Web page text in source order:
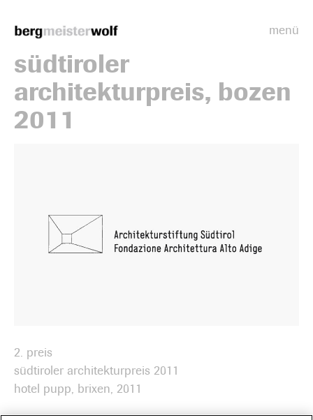
menü
südtiroler
architekturpreis, bozen
2011
2. preis
südtiroler architekturpreis 2011
hotel pupp, brixen, 2011